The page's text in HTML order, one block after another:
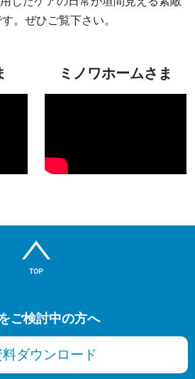
。ぜひご覧下さい。
ミノワホームさま
ご検討中の方へ
ダウンロード